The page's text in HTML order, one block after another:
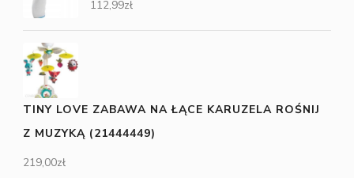
112,99zł
TINY LOVE ZABAWA NA ŁĄCE KARUZELA ROŚNIJ
Z MUZYKĄ (21444449)
219,00zł